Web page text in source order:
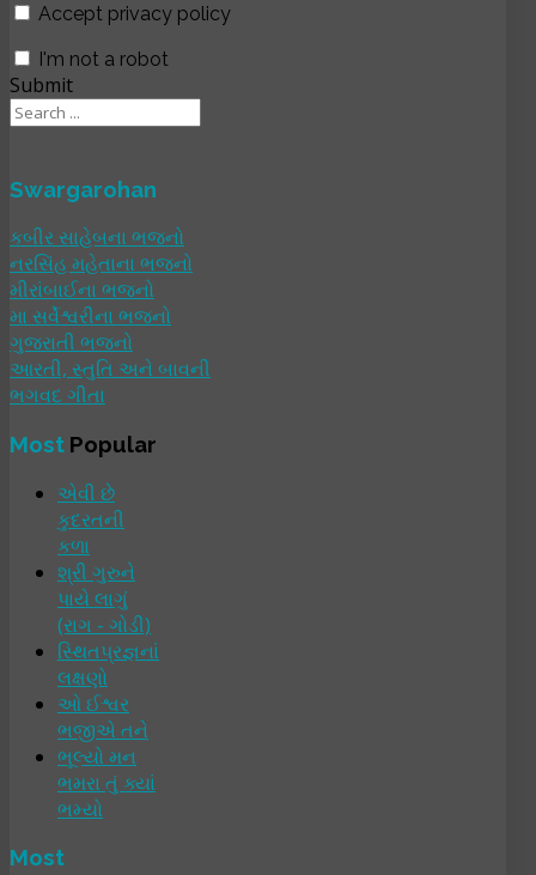
Accept privacy policy
I'm not a robot
Submit
Swargarohan
કબીર સાહેબના ભજનો
નરસિંહ મહેતાના ભજનો
મીરાંબાઈના ભજનો
મા સર્વેશ્વરીના ભજનો
ગુજરાતી ભજનો
આરતી, સ્તુતિ અને બાવની
ભગવદ ગીતા
Most Popular
એવી છે
કુદરતની
કળા
શ્રી ગુરુને
પાયે લાગું
(રાગ - ગોડી)
સ્થિતપ્રજ્ઞનાં
લક્ષણો
ઓ ઈશ્વર
ભજીએ તને
ભૂલ્યો મન
ભમરા તું ક્યાં
ભમ્યો
Most